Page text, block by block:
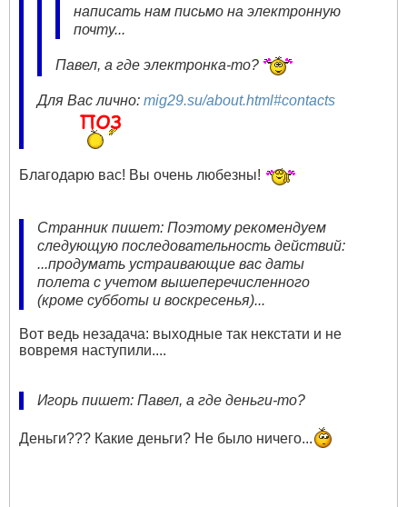
написать нам письмо на электронную
почту...
Павел, а где электронка-то?
Для Вас лично: mig29.su/about.html#contacts
Благодарю вас! Вы очень любезны!
Странник пишет: Поэтому рекомендуем
следующую последовательность действий:
...продумать устраивающие вас даты
полета с учетом вышеперечисленного
(кроме субботы и воскресенья)...
Вот ведь незадача: выходные так некстати и не
вовремя наступили....
Игорь пишет: Павел, а где деньги-то?
Деньги??? Какие деньги? Не было ничего...